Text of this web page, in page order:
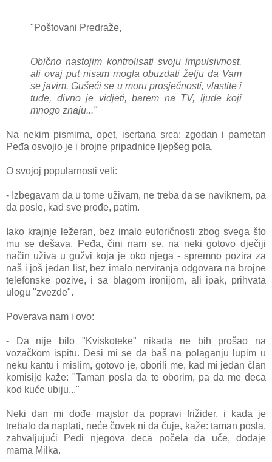
"Poštovani Predraže,
Obično nastojim kontrolisati svoju impulsivnost,
ali ovaj put nisam mogla obuzdati želju da Vam
se javim. Gušeći se u moru prosječnosti, vlastite i
tuđe, divno je vidjeti, barem na TV, ljude koji
mnogo znaju..."
Na nekim pismima, opet, iscrtana srca: zgodan i pametan
Peđa osvojio je i brojne pripadnice ljepšeg pola.
O svojoj popularnosti veli:
- Izbegavam da u tome uživam, ne treba da se naviknem, pa
da posle, kad sve prođe, patim.
Iako krajnje ležeran, bez imalo euforičnosti zbog svega što
mu se dešava, Peđa, čini nam se, na neki gotovo dječiji
način uživa u gužvi koja je oko njega - spremno pozira za
naš i još jedan list, bez imalo nerviranja odgovara na brojne
telefonske pozive, i sa blagom ironijom, ali ipak, prihvata
ulogu "zvezde".
Poverava nam i ovo:
- Da nije bilo "Kviskoteke" nikada ne bih prošao na
vozačkom ispitu. Desi mi se da baš na polaganju lupim u
neku kantu i mislim, gotovo je, oborili me, kad mi jedan član
komisije kaže: "Taman posla da te oborim, pa da me deca
kod kuće ubiju..."
Neki dan mi dođe majstor da popravi frižider, i kada je
trebalo da naplati, neće čovek ni da čuje, kaže: taman posla,
zahvaljujući Peđi njegova deca počela da uče, dodaje
mama Milka.